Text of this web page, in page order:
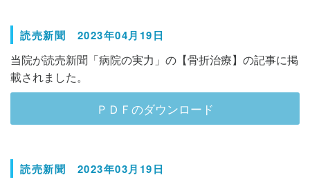
読売新聞 2023年04月19日
当院が読売新聞「病院の実力」の【骨折治療】の記事に掲
載されました。
ＰＤＦのダウンロード
読売新聞 2023年03月19日